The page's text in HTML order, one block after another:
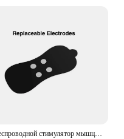
Беспроводной стимулятор мышц с функцией обогрева, Электрический Импульсный массаж, устройство для лечения менструальной боли для всего тела и шеи